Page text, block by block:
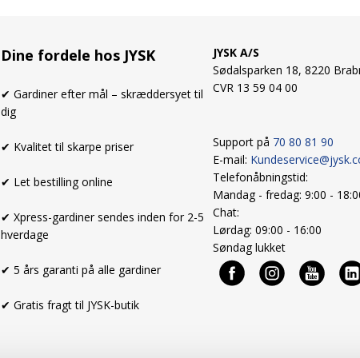
Dine fordele hos JYSK
✔ Gardiner efter mål – skræddersyet til
dig
✔ Kvalitet til skarpe priser
✔ Let bestilling online
✔ Xpress-gardiner sendes inden for 2-5
hverdage
✔ 5 års garanti på alle gardiner
✔ Gratis fragt til JYSK-butik
JYSK A/S
Sødalsparken 18, 8220
CVR 13 59 04 00
Support på 70 80 81 90
E-mail:
Telefonåbningstid:
Mandag - fredag: 9:00 -
Chat:
Lørdag: 09:00 - 16:00
Søndag lukket